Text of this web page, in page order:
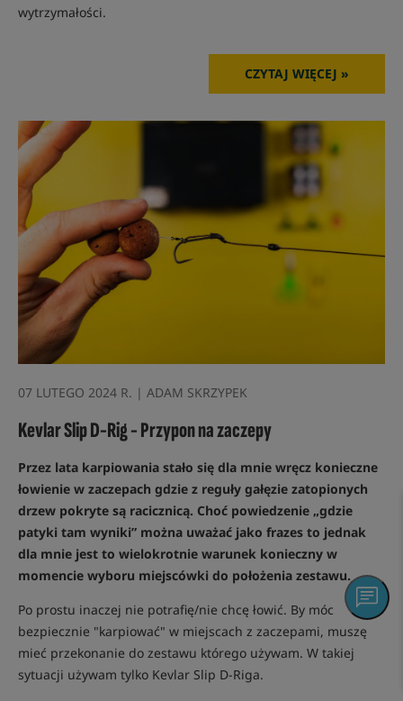
wytrzymałości.
CZYTAJ WIĘCEJ »
07 LUTEGO 2024 R. | ADAM SKRZYPEK
Kevlar Slip D-Rig - Przypon na zaczepy
Przez lata karpiowania stało się dla mnie wręcz konieczne
łowienie w zaczepach gdzie z reguły gałęzie zatopionych
drzew pokryte są racicznicą. Choć powiedzenie „gdzie
patyki tam wyniki” można uważać jako frazes to jednak
dla mnie jest to wielokrotnie warunek konieczny w
momencie wyboru miejscówki do położenia zestawu.
Po prostu inaczej nie potrafię/nie chcę łowić. By móc
bezpiecznie "karpiować" w miejscach z zaczepami, muszę
mieć przekonanie do zestawu którego używam. W takiej
sytuacji używam tylko Kevlar Slip D-Riga.